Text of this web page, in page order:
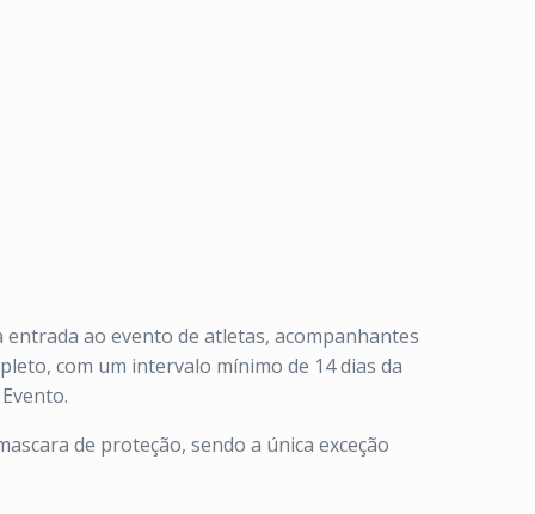
ao evento de atletas, acompanhantes
com um intervalo mínimo de 14 dias da
de proteção, sendo a única exceção